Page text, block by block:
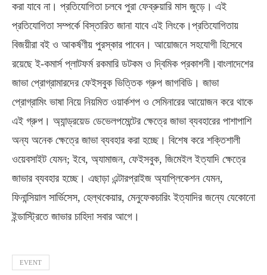
করা যাবে না। প্রতিযোগিতা চলবে পুরা ফেব্রুয়ারি মাস জুড়ে। এই
প্রতিযোগিতা সম্পর্কে বিস্তারিত জানা যাবে এই লিংকে।প্রতিযোগিতায়
বিজয়ীরা বই ও আকর্ষণীয় পুরস্কার পাবেন। আয়োজনে সহযোগী হিসেবে
রয়েছে ই-কমার্স প্লাটফর্ম রকমারি ডটকম ও দ্বিমিক প্রকাশনী।বাংলাদেশের
জাভা প্রোগ্রামারদের ফেইসবুক ভিত্তিক গ্রুপ জাগবিডি। জাভা
প্রোগ্রামিং ভাষা নিয়ে নিয়মিত ওয়ার্কশপ ও সেমিনারের আয়োজন করে থাকে
এই গ্রুপ। অ্যান্ড্রয়েড ডেভেলপমেন্টের ক্ষেত্রে জাভা ব্যবহারের পাশাপাশি
অন্য অনেক ক্ষেত্রে জাভা ব্যবহার করা হচ্ছে। বিশেষ করে শক্তিশালী
ওয়েবসাইট যেমন; ইবে, অ্যামাজন, ফেইসবুক, জিমেইল ইত্যাদি ক্ষেত্রে
জাভার ব্যবহার হচ্ছে। এছাড়া এন্টারপ্রাইজ অ্যাপ্লিকেশন যেমন,
ফিনান্সিয়াল সার্ভিসেস, হেল্থকেয়ার, মেনুফেকচারিং ইত্যাদির জন্যে যেকোনো
ইন্ডাস্ট্রিতে জাভার চাহিদা সবার আগে।
EVENT